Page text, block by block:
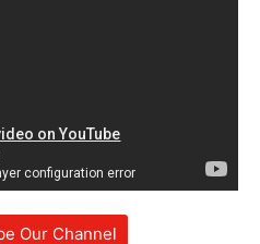
Our Channel